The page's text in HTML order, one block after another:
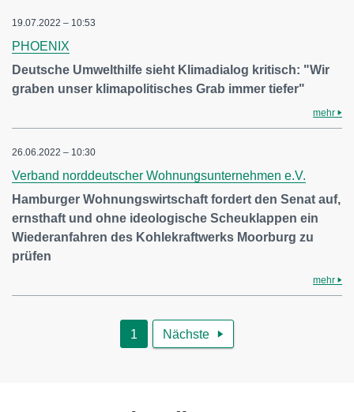
19.07.2022 – 10:53
PHOENIX
Deutsche Umwelthilfe sieht Klimadialog kritisch: "Wir
graben unser klimapolitisches Grab immer tiefer"
mehr
26.06.2022 – 10:30
Verband norddeutscher Wohnungsunternehmen e.V.
Hamburger Wohnungswirtschaft fordert den Senat auf,
ernsthaft und ohne ideologische Scheuklappen ein
Wiederanfahren des Kohlekraftwerks Moorburg zu
prüfen
mehr
1 Nächste 